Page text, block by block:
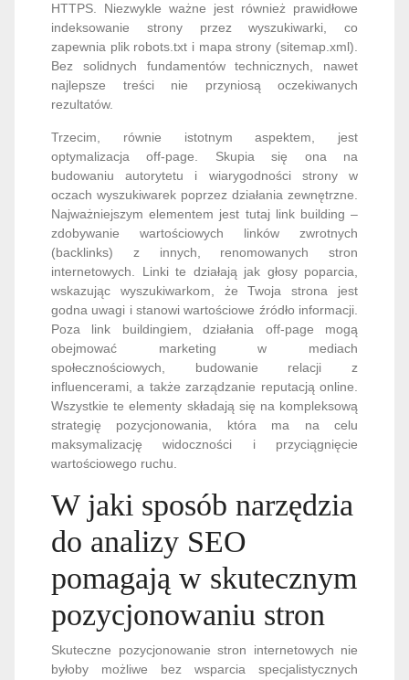
HTTPS. Niezwykle ważne jest również prawidłowe
indeksowanie strony przez wyszukiwarki, co
zapewnia plik robots.txt i mapa strony (sitemap.xml).
Bez solidnych fundamentów technicznych, nawet
najlepsze treści nie przyniosą oczekiwanych
rezultatów.
Trzecim, równie istotnym aspektem, jest
optymalizacja off-page. Skupia się ona na
budowaniu autorytetu i wiarygodności strony w
oczach wyszukiwarek poprzez działania zewnętrzne.
Najważniejszym elementem jest tutaj link building –
zdobywanie wartościowych linków zwrotnych
(backlinks) z innych, renomowanych stron
internetowych. Linki te działają jak głosy poparcia,
wskazując wyszukiwarkom, że Twoja strona jest
godna uwagi i stanowi wartościowe źródło informacji.
Poza link buildingiem, działania off-page mogą
obejmować marketing w mediach
społecznościowych, budowanie relacji z
influencerami, a także zarządzanie reputacją online.
Wszystkie te elementy składają się na kompleksową
strategię pozycjonowania, która ma na celu
maksymalizację widoczności i przyciągnięcie
wartościowego ruchu.
W jaki sposób narzędzia
do analizy SEO
pomagają w skutecznym
pozycjonowaniu stron
Skuteczne pozycjonowanie stron internetowych nie
byłoby możliwe bez wsparcia specjalistycznych